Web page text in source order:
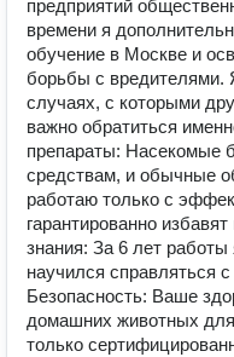
предприятий
времени я
обучение в Москве и
борьбы с вредителями.
случаях, с которыми
важно обратиться
препараты: Насекомые
средствам, и обычные
работаю только с
гарантированно
знания: За 6 лет
научился справляться
Безопасность: Ваше
домашних животных
только